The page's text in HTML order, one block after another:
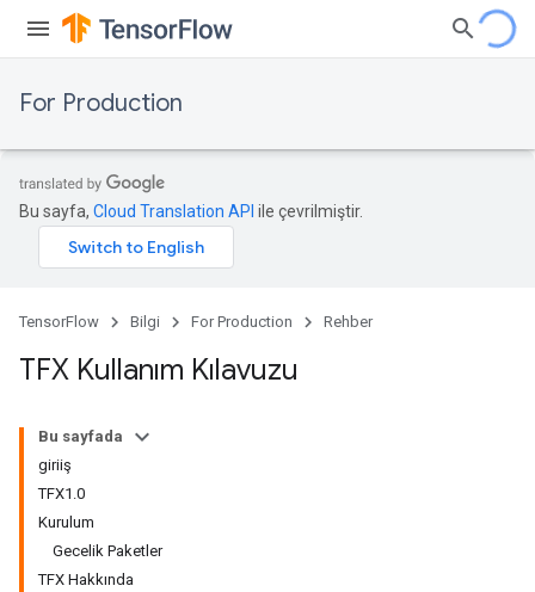
For Production
Bu sayfa, Cloud Translation API ile çevrilmiştir.
TensorFlow Bilgi For Production Rehber
TFX Kullanım Kılavuzu
Bu sayfada
giriiş
TFX1.0
Kurulum
Gecelik Paketler
TFX Hakkında